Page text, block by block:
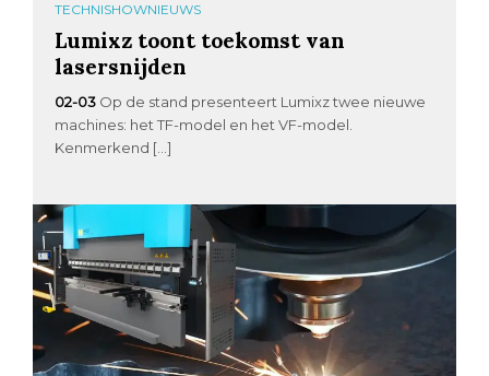
TECHNISHOWNIEUWS
Lumixz toont toekomst van
lasersnijden
02-03 Op de stand presenteert Lumixz twee nieuwe
machines: het TF-model en het VF-model.
Kenmerkend […]